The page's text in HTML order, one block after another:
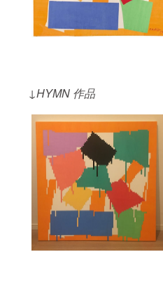
↓HYMN 作品